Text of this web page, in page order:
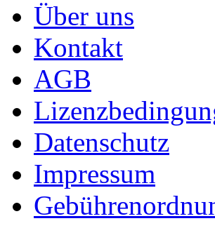
Über uns
Kontakt
AGB
Datenschutz
Impressum